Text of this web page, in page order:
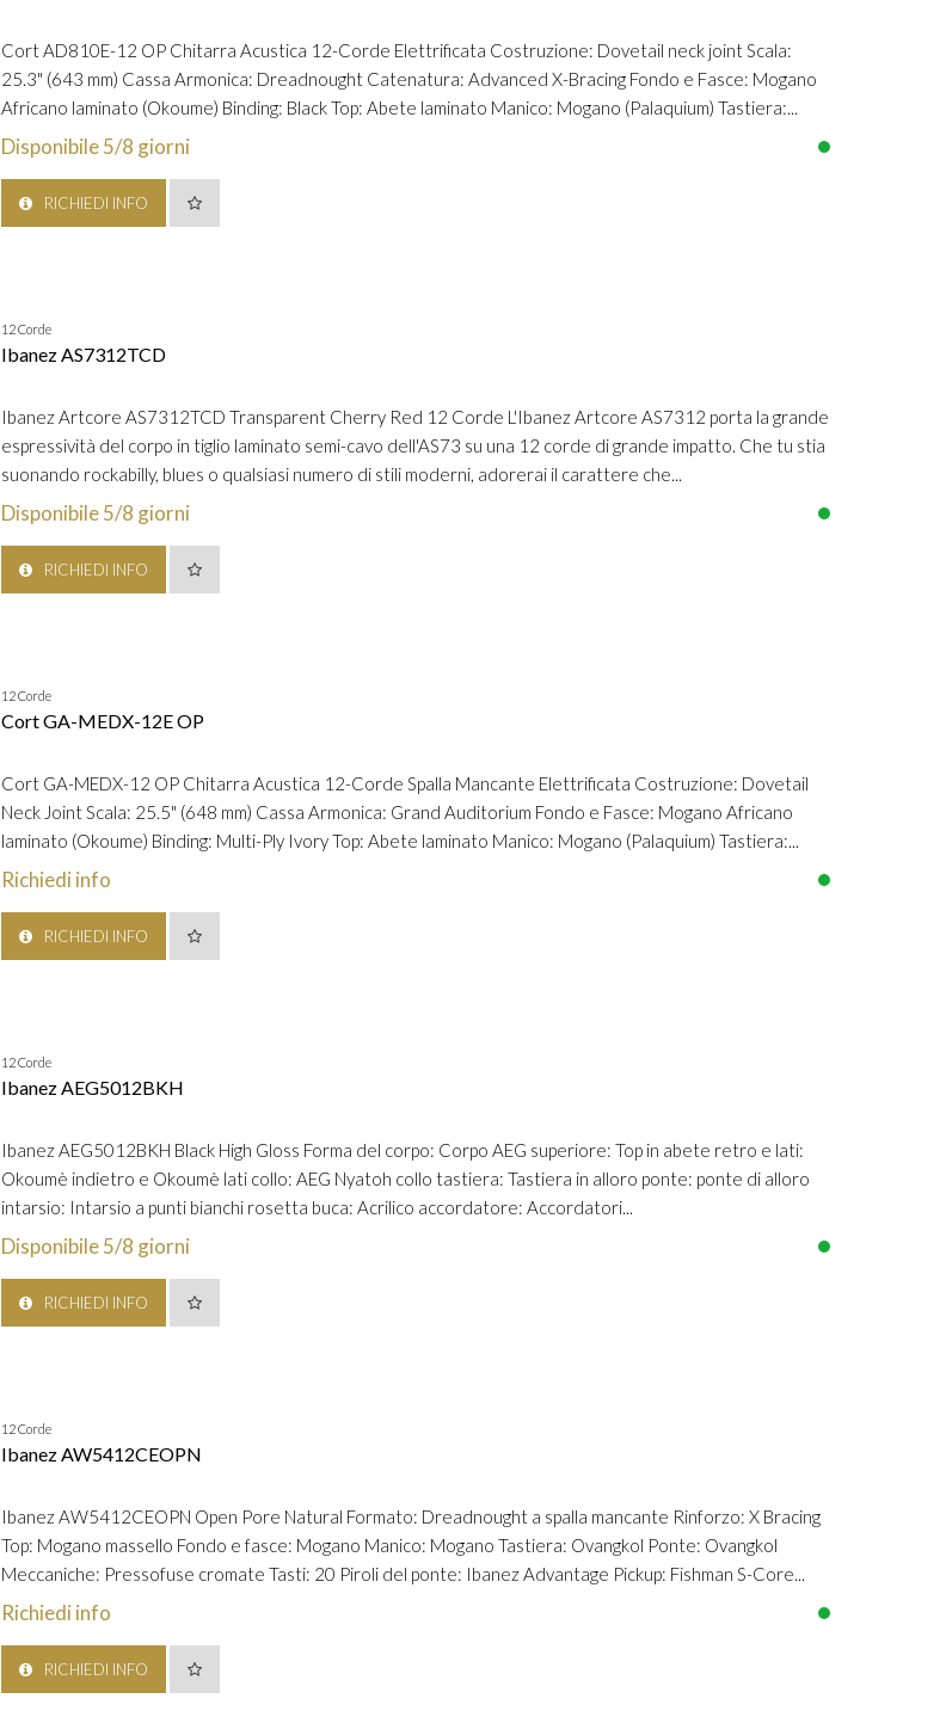
Cort AD810E-12 OP Chitarra Acustica 12-Corde Elettrificata Costruzione: Dovetail neck joint Scala:
25.3" (643 mm) Cassa Armonica: Dreadnought Catenatura: Advanced X-Bracing Fondo e Fasce: Mogano
Africano laminato (Okoume) Binding: Black Top: Abete laminato Manico: Mogano (Palaquium) Tastiera:...
Disponibile 5/8 giorni
RICHIEDI INFO
12 Corde
Ibanez AS7312TCD
Ibanez Artcore AS7312TCD Transparent Cherry Red 12 Corde L'Ibanez Artcore AS7312 porta la grande
espressività del corpo in tiglio laminato semi-cavo dell'AS73 su una 12 corde di grande impatto. Che tu stia
suonando rockabilly, blues o qualsiasi numero di stili moderni, adorerai il carattere che...
Disponibile 5/8 giorni
RICHIEDI INFO
12 Corde
Cort GA-MEDX-12E OP
Cort GA-MEDX-12 OP Chitarra Acustica 12-Corde Spalla Mancante Elettrificata Costruzione: Dovetail
Neck Joint Scala: 25.5" (648 mm) Cassa Armonica: Grand Auditorium Fondo e Fasce: Mogano Africano
laminato (Okoume) Binding: Multi-Ply Ivory Top: Abete laminato Manico: Mogano (Palaquium) Tastiera:...
Richiedi info
RICHIEDI INFO
12 Corde
Ibanez AEG5012BKH
Ibanez AEG5012BKH Black High Gloss Forma del corpo: Corpo AEG superiore: Top in abete retro e lati:
Okoumè indietro e Okoumè lati collo: AEG Nyatoh collo tastiera: Tastiera in alloro ponte: ponte di alloro
intarsio: Intarsio a punti bianchi rosetta buca: Acrilico accordatore: Accordatori...
Disponibile 5/8 giorni
RICHIEDI INFO
12 Corde
Ibanez AW5412CEOPN
Ibanez AW5412CEOPN Open Pore Natural Formato: Dreadnought a spalla mancante Rinforzo: X Bracing
Top: Mogano massello Fondo e fasce: Mogano Manico: Mogano Tastiera: Ovangkol Ponte: Ovangkol
Meccaniche: Pressofuse cromate Tasti: 20 Piroli del ponte: Ibanez Advantage Pickup: Fishman S-Core...
Richiedi info
RICHIEDI INFO